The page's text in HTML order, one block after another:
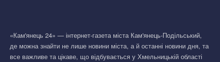
«Кам'янець 24» — інтернет-газета міста Кам'янець-Подільський,
де можна знайти не лише новини міста, а й останні новини дня, та
все важливе та цікаве, що відбувається у Хмельницькій області